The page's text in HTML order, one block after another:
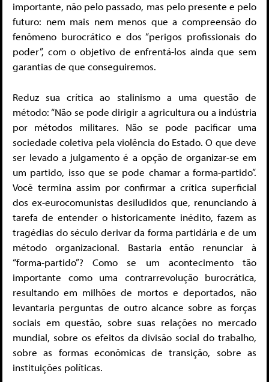
importante, não pelo passado, mas pelo presente e pelo
futuro: nem mais nem menos que a compreensão do
fenômeno burocrático e dos “perigos profissionais do
poder”, com o objetivo de enfrentá-los ainda que sem
garantias de que conseguiremos.
Reduz sua crítica ao stalinismo a uma questão de
método: “Não se pode dirigir a agricultura ou a indústria
por métodos militares. Não se pode pacificar uma
sociedade coletiva pela violência do Estado. O que deve
ser levado a julgamento é a opção de organizar-se em
um partido, isso que se pode chamar a forma-partido”.
Você termina assim por confirmar a crítica superficial
dos ex-eurocomunistas desiludidos que, renunciando à
tarefa de entender o historicamente inédito, fazem as
tragédias do século derivar da forma partidária e de um
método organizacional. Bastaria então renunciar à
“forma-partido”? Como se um acontecimento tão
importante como uma contrarrevolução burocrática,
resultando em milhões de mortos e deportados, não
levantaria perguntas de outro alcance sobre as forças
sociais em questão, sobre suas relações no mercado
mundial, sobre os efeitos da divisão social do trabalho,
sobre as formas econômicas de transição, sobre as
instituições políticas.